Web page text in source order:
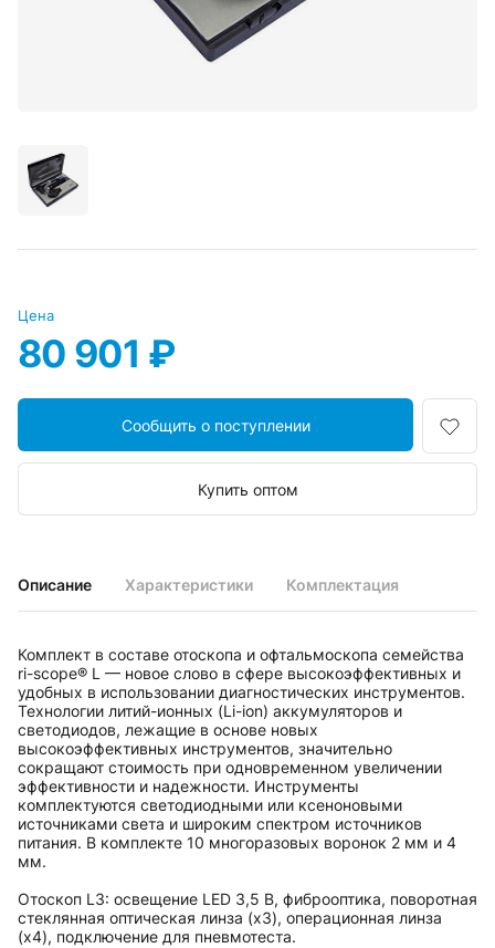
Описание Характеристики Комплектация
Комплект в составе отоскопа и офтальмоскопа семейства
ri-scope® L — новое слово в сфере высокоэффективных и
удобных в использовании диагностических инструментов.
Технологии литий-ионных (Li-ion) аккумуляторов и
светодиодов, лежащие в основе новых
высокоэффективных инструментов, значительно
сокращают стоимость при одновременном увеличении
эффективности и надежности. Инструменты
комплектуются светодиодными или ксеноновыми
источниками света и широким спектром источников
питания. В комплекте 10 многоразовых воронок 2 мм и 4
мм.
Отоскоп L3: освещение LED 3,5 В, фиброоптика, поворотная
стеклянная оптическая линза (х3), операционная линза
(х4), подключение для пневмотеста.
Цена
80 901 ₽
Сообщить о поступлении
Купить оптом